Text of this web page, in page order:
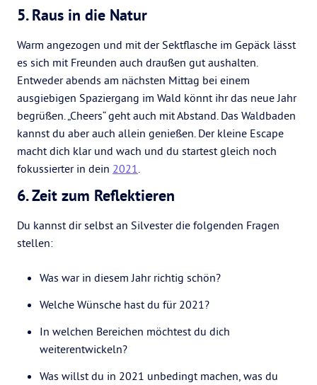
5. Raus in die Natur
Warm angezogen und mit der Sektflasche im Gepäck lässt
es sich mit Freunden auch draußen gut aushalten.
Entweder abends am nächsten Mittag bei einem
ausgiebigen Spaziergang im Wald könnt ihr das neue Jahr
begrüßen. „Cheers“ geht auch mit Abstand. Das Waldbaden
kannst du aber auch allein genießen. Der kleine Escape
macht dich klar und wach und du startest gleich noch
fokussierter in dein 2021.
6. Zeit zum Reflektieren
Du kannst dir selbst an Silvester die folgenden Fragen
stellen:
Was war in diesem Jahr richtig schön?
Welche Wünsche hast du für 2021?
In welchen Bereichen möchtest du dich
weiterentwickeln?
Was willst du in 2021 unbedingt machen, was du